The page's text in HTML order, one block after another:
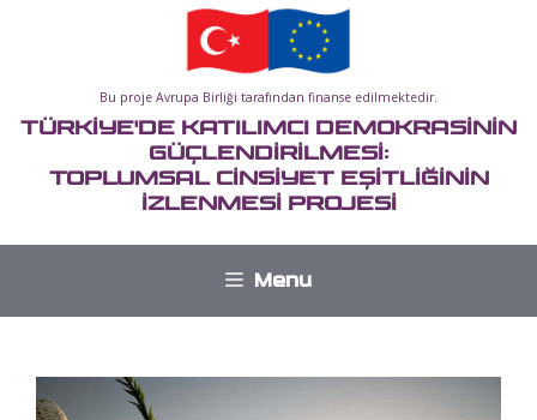
Bu proje Avrupa Birliği tarafından finanse edilmektedir.
TÜRKİYE'DE KATILIMCI DEMOKRASİNİN
GÜÇLENDİRİLMESİ:
TOPLUMSAL CİNSİYET EŞİTLİĞİNİN
İZLENMESİ PROJESİ
Menu